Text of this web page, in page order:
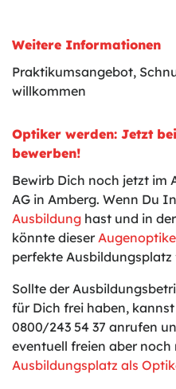
Weitere Informationen
Praktikumsangebot,
willkommen
Optiker werden: Jetzt
bewerben!
Bewirb Dich noch jetzt im
AG in Amberg. Wenn Du
Ausbildung hast und in
könnte dieser
perfekte Ausbildungsplatz
Sollte der
für Dich frei haben,
0800/243 54 37 anrufen
eventuell freien aber
Ausbildungsplatz als